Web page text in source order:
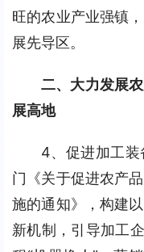
旺的农业产业强镇
展先导区。
二、大力发展
展高地
4、促进加工装
门《关于促进农产
施的通知》，构建
新机制，引导加工